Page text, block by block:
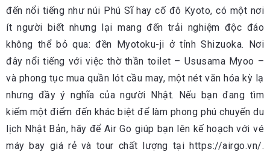
đến nổi tiếng như núi Phú Sĩ hay cố đô Kyoto, có một nơi
ít người biết nhưng lại mang đến trải nghiệm độc đáo
không thể bỏ qua: đền Myotoku-ji ở tỉnh Shizuoka. Nơi
đây nổi tiếng với việc thờ thần toilet – Ususama Myoo –
và phong tục mua quần lót cầu may, một nét văn hóa kỳ lạ
nhưng đầy ý nghĩa của người Nhật. Nếu bạn đang tìm
kiếm một điểm đến khác biệt để làm phong phú chuyến du
lịch Nhật Bản, hãy để Air Go giúp bạn lên kế hoạch với vé
máy bay giá rẻ và tour chất lượng tại https://airgo.vn/.